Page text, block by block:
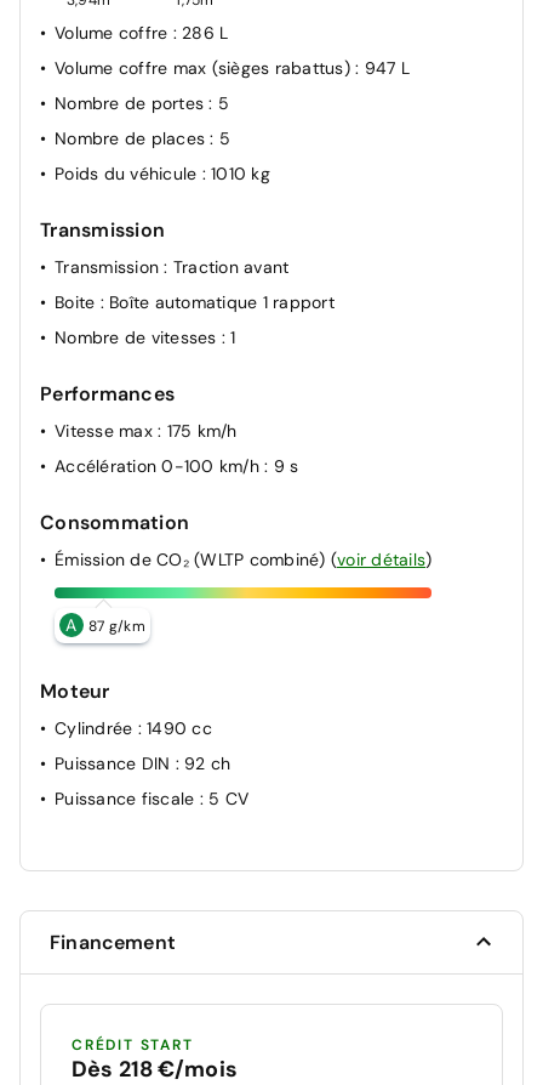
Volume coffre : 286 L
Volume coffre max (sièges rabattus) : 947 L
Nombre de portes: 5
Nombre de places: 5
Poids du véhicule : 1010 kg
Transmission
Transmission: Traction avant
Boite : Boîte automatique 1 rapport
Nombre de vitesses : 1
Performances
Vitesse max : 175 km/h
Accélération 0-100 km/h : 9 s
Consommation
Émission de CO₂ (WLTP combiné) (voir détails)
A 87 g/km
Moteur
Cylindrée : 1490 cc
Puissance DIN : 92 ch
Puissance fiscale : 5 CV
Financement
CRÉDIT START
Dès 218 €/mois